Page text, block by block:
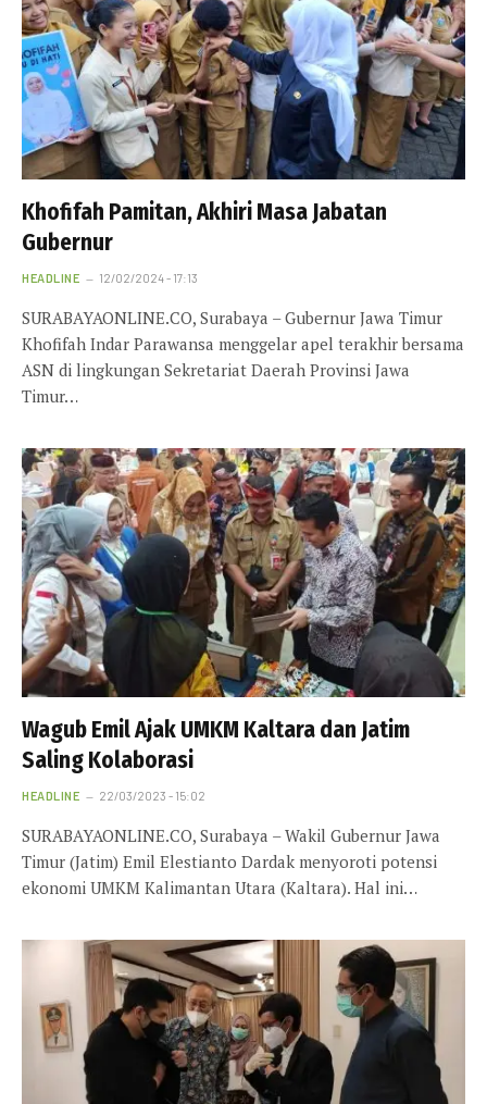
Khofifah Pamitan, Akhiri Masa Jabatan
Gubernur
HEADLINE 12/02/2024 - 17:13
SURABAYAONLINE.CO, Surabaya – Gubernur Jawa Timur
Khofifah Indar Parawansa menggelar apel terakhir bersama
ASN di lingkungan Sekretariat Daerah Provinsi Jawa
Timur…
Wagub Emil Ajak UMKM Kaltara dan Jatim
Saling Kolaborasi
HEADLINE 22/03/2023 - 15:02
SURABAYAONLINE.CO, Surabaya – Wakil Gubernur Jawa
Timur (Jatim) Emil Elestianto Dardak menyoroti potensi
ekonomi UMKM Kalimantan Utara (Kaltara). Hal ini…